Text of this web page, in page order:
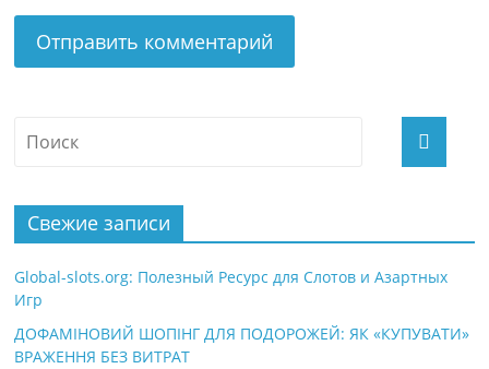
Свежие записи
Global-slots.org: Полезный Ресурс для Слотов и Азартных
Игр
ДОФАМІНОВИЙ ШОПІНГ ДЛЯ ПОДОРОЖЕЙ: ЯК «КУПУВАТИ»
ВРАЖЕННЯ БЕЗ ВИТРАТ